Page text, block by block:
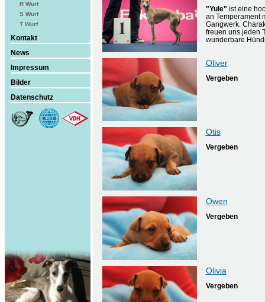
R Wurf
S Wurf
T Wurf
Kontakt
News
Impressum
Bilder
Datenschutz
"Yule" ist eine
an Temperament
Gangwerk.
freuen uns jeden
wunderbare
Oliver
Vergeben
Otis
Vergeben
Owen
Vergeben
Olivia
Vergeben